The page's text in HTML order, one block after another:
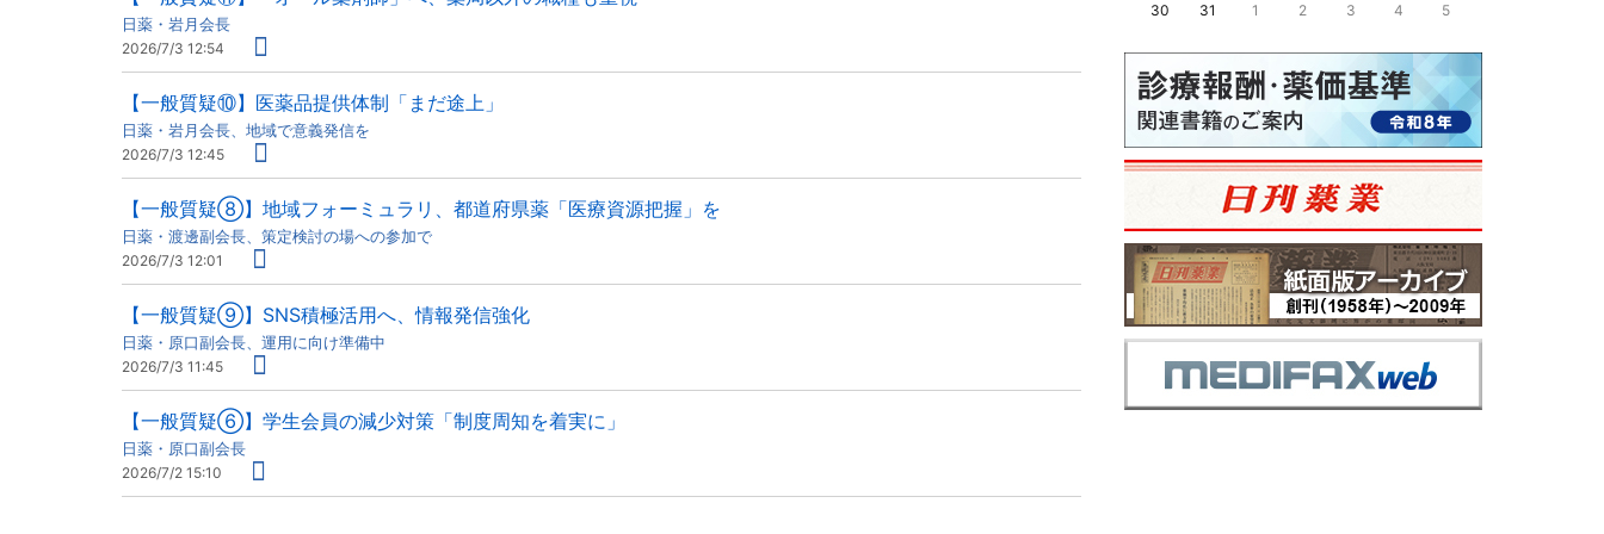
日薬・岩月会長
2026/7/3 12:54
【一般質疑⑩】医薬品提供体制「まだ途上」
日薬・岩月会長、地域で意義発信を
2026/7/3 12:45
【一般質疑⑧】地域フォーミュラリ、都道府県薬「医療資源把握」を
日薬・渡邊副会長、策定検討の場への参加で
2026/7/3 12:01
【一般質疑⑨】SNS積極活用へ、情報発信強化
日薬・原口副会長、運用に向け準備中
2026/7/3 11:45
【一般質疑⑥】学生会員の減少対策「制度周知を着実に」
日薬・原口副会長
2026/7/2 15:10
30
31 1 2 3 4 5